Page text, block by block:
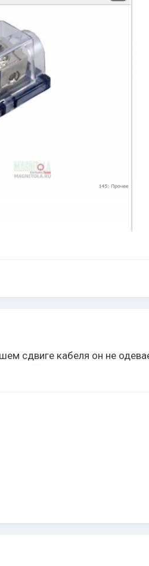
сдвиге кабеля он не